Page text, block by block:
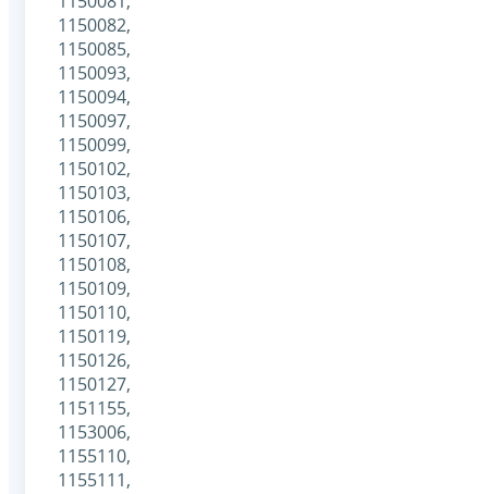
1150082,
1150085,
1150093,
1150094,
1150097,
1150099,
1150102,
1150103,
1150106,
1150107,
1150108,
1150109,
1150110,
1150119,
1150126,
1150127,
1151155,
1153006,
1155110,
1155111,